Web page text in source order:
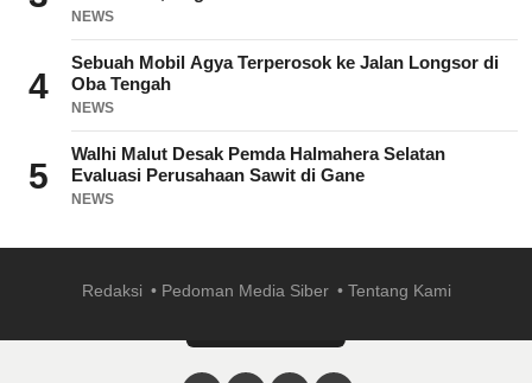
NEWS
4
Sebuah Mobil Agya Terperosok ke Jalan Longsor di
Oba Tengah
NEWS
5
Walhi Malut Desak Pemda Halmahera Selatan
Evaluasi Perusahaan Sawit di Gane
NEWS
Redaksi Pedoman Media Siber Tentang Kami